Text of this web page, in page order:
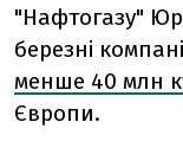
"Нафтогазу"
березні
менше 40 млн
Європи.